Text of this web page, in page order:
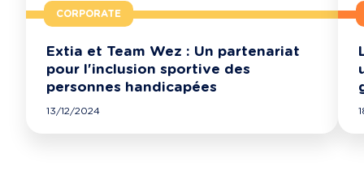
CORPORATE
Extia et Team Wez : Un partenariat
pour l'inclusion sportive des
personnes handicapées
13/12/2024